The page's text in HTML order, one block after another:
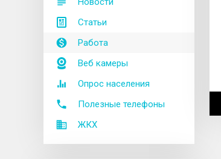
Статьи
Работа
Веб камеры
Опрос населения
Полезные телефоны
ЖКХ